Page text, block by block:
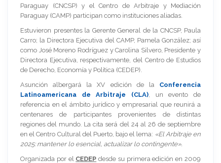
Paraguay (CNCSP) y el Centro de Arbitraje y Mediación
Paraguay (CAMP) participan como instituciones aliadas.
Estuvieron presentes la Gerente General de la CNCSP, Paula
Carro; la Directora Ejecutiva del CAMP, Pamela González; así
como José Moreno Rodríguez y Carolina Silvero, Presidente y
Directora Ejecutiva, respectivamente, del Centro de Estudios
de Derecho, Economía y Política (CEDEP).
Asunción albergará la XV edición de la Conferencia
Latinoamericana de Arbitraje (CLA) , un evento de
referencia en el ámbito jurídico y empresarial que reunirá a
centenares de participantes provenientes de distintas
regiones del mundo. La cita será del 24 al 26 de septiembre
en el Centro Cultural del Puerto, bajo el lema: «El Arbitraje en
2025: mantener lo esencial, actualizar lo contingente».
Organizada por el CEDEP desde su primera edición en 2009